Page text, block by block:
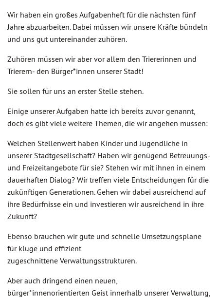
Wir haben ein großes Aufgabenheft für die nächsten fünf
Jahre abzuarbeiten. Dabei müssen wir unsere Kräfte bündeln
und uns gut untereinander zuhören.
Zuhören müssen wir aber vor allem den Triererinnen und
Trierern- den Bürger*innen unserer Stadt!
Sie sollen für uns an erster Stelle stehen.
Einige unserer Aufgaben hatte ich bereits zuvor genannt,
doch es gibt viele weitere Themen, die wir angehen müssen:
Welchen Stellenwert haben Kinder und Jugendliche in
unserer Stadtgesellschaft? Haben wir genügend Betreuungs-
und Freizeitangebote für sie? Stehen wir mit ihnen in einem
dauerhaften Dialog? Wir treffen viele Entscheidungen für die
zukünftigen Generationen. Gehen wir dabei ausreichend auf
ihre Bedürfnisse ein und investieren wir ausreichend in ihre
Zukunft?
Ebenso brauchen wir gute und schnelle Umsetzungspläne
für kluge und effizient
zugeschnittene Verwaltungsstrukturen.
Aber auch dringend einen neuen,
bürger*innenorientierten Geist innerhalb unserer Verwaltung,